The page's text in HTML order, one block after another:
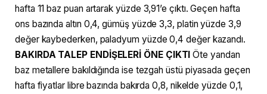
hafta 11 baz puan artarak yüzde 3,91’e çıktı. Geçen hafta
ons bazında altın 0,4, gümüş yüzde 3,3, platin yüzde 3,9
değer kaybederken, paladyum yüzde 0,4 değer kazandı.
BAKIRDA TALEP ENDİŞELERİ ÖNE ÇIKTI Öte yandan
baz metallere bakıldığında ise tezgah üstü piyasada geçen
hafta fiyatlar libre bazında bakırda 0,8, nikelde yüzde 0,1,